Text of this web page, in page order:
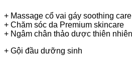
+ Massage cổ vai gáy soothing care
+ Chăm sóc da Premium skincare
+ Ngâm chân thảo dược thiên
+ Gội đầu dưỡng sinh